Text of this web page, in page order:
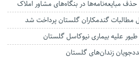
حذف مبایعه‌نامه‌ها در بنگاه‌های مشاور املاک
طیور علیه بیماری نیوکاسل گلستان